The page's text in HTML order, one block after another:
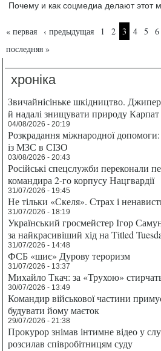
Почему и как соцмедиа делают этот
Страницы
« первая ‹ предыдущая 1 2 3 4 5 6
последняя »
хроніка
Звичайнісіньке шкідництво.
й надалі знищувати природу Карпат
04/08/2026 - 20:19
Розкрадання міжнародної
із МЗС в СІЗО
03/08/2026 - 20:43
Російські спецслужби переконали
командира 2-го корпусу Нацгвардії
31/07/2026 - 19:45
Не тільки «Скеля». Страх і
31/07/2026 - 18:19
Український гросмейстер Ігор
за найкрасивіший хід на Titled
31/07/2026 - 14:48
ФСБ «шиє» Дурову тероризм
31/07/2026 - 13:37
Михайло Ткач: за «Трухою»
30/07/2026 - 13:49
Командир військової частини
будувати йому маєток
29/07/2026 - 21:38
Прокурор знімав інтимне відео у
розсилав співробітницям суду